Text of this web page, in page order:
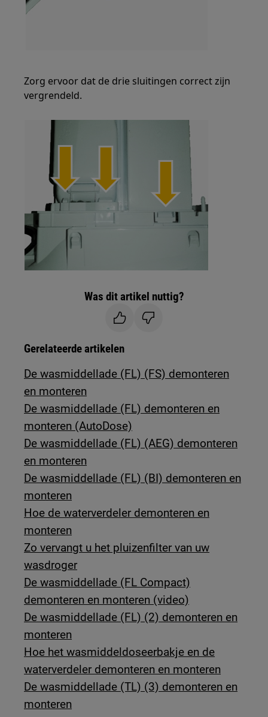
Zorg ervoor dat de drie sluitingen correct zijn
vergrendeld.
Was dit artikel nuttig?
Gerelateerde artikelen
De wasmiddellade (FL) (FS) demonteren
en monteren
De wasmiddellade (FL) demonteren en
monteren (AutoDose)
De wasmiddellade (FL) (AEG) demonteren
en monteren
De wasmiddellade (FL) (BI) demonteren en
monteren
Hoe de waterverdeler demonteren en
monteren
Zo vervangt u het pluizenfilter van uw
wasdroger
De wasmiddellade (FL Compact)
demonteren en monteren (video)
De wasmiddellade (FL) (2) demonteren en
monteren
Hoe het wasmiddeldoseerbakje en de
waterverdeler demonteren en monteren
De wasmiddellade (TL) (3) demonteren en
monteren